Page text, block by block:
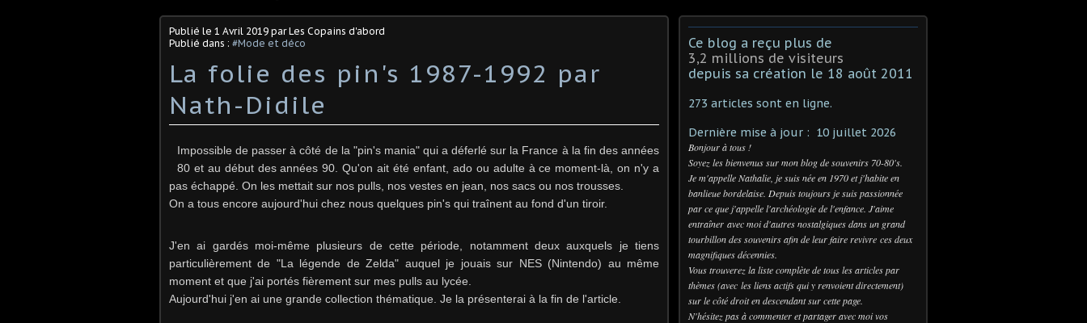
Publié le 1 Avril 2019 par Les Copains d'abord
Publié dans : #Mode et déco
La folie des pin's 1987-1992 par
Nath-Didile
Impossible de passer à côté de la "pin's mania" qui a déferlé sur la France à la fin des années
80 et au début des années 90. Qu'on ait été enfant, ado ou adulte à ce moment-là, on n'y a
pas échappé. On les mettait sur nos pulls, nos vestes en jean, nos sacs ou nos trousses.
On a tous encore aujourd'hui chez nous quelques pin's qui traînent au fond d'un tiroir.
J'en ai gardés moi-même plusieurs de cette période, notamment deux auxquels je tiens
particulièrement de "La légende de Zelda" auquel je jouais sur NES (Nintendo) au même
moment et que j'ai portés fièrement sur mes pulls au lycée.
Aujourd'hui j'en ai une grande collection thématique. Je la présenterai à la fin de l'article.
Ce blog a reçu plus de
3,2 millions de visiteurs
depuis sa création le 18 août 2011
273 articles sont en ligne.
Dernière mise à jour : 10 juillet 2026
Bonjour à tous !
Soyez les bienvenus sur mon blog de souvenirs 70-80's.
Je m'appelle Nathalie, je suis née en 1970 et j'habite en
banlieue bordelaise. Depuis toujours je suis passionnée
par ce que j'appelle l'archéologie de l'enfance. J'aime
entraîner avec moi d'autres nostalgiques dans un grand
tourbillon des souvenirs afin de leur faire revivre ces deux
magnifiques décennies.
Vous trouverez la liste complète de tous les articles par
thèmes (avec les liens actifs qui y renvoient directement)
sur le côté droit en descendant sur cette page.
N'hésitez pas à commenter et partager avec moi vos